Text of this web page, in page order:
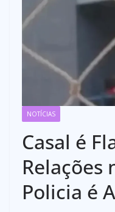
NOTÍCIAS
Casal é
Relações
Policia é